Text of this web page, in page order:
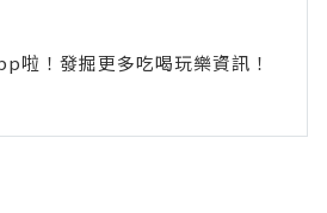
啦！發掘更多吃喝玩樂資訊！